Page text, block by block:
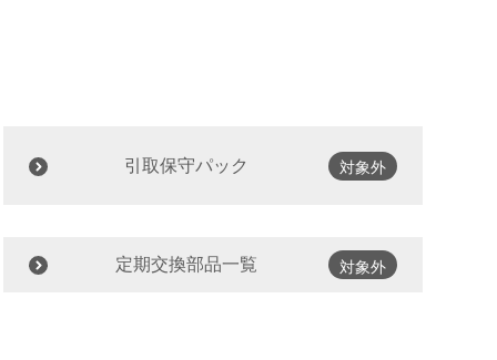
引取保守パック 対象外
定期交換部品一覧 対象外